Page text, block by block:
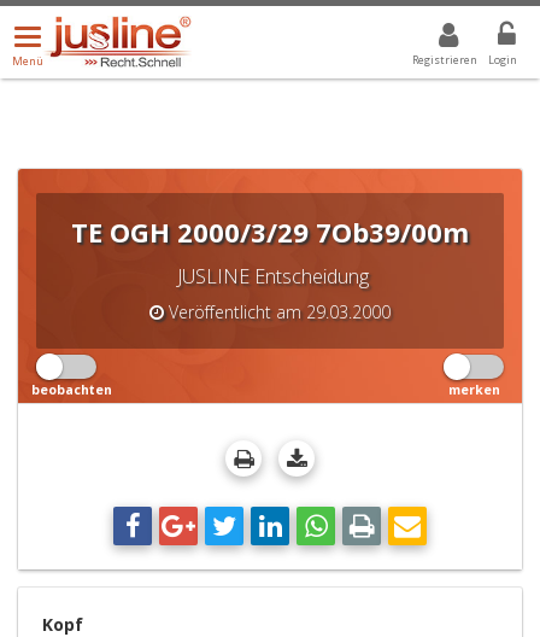
Registrieren Login
Menü
öffnen/schließen
Menü
ALLE DROPDOWN: GEWÄHLTER WERT IST ALLE
TE OGH 2000/3/29 7Ob39/00m
JUSLINE Entscheidung
Veröffentlicht am 29.03.2000
beobachten merken
Kopf